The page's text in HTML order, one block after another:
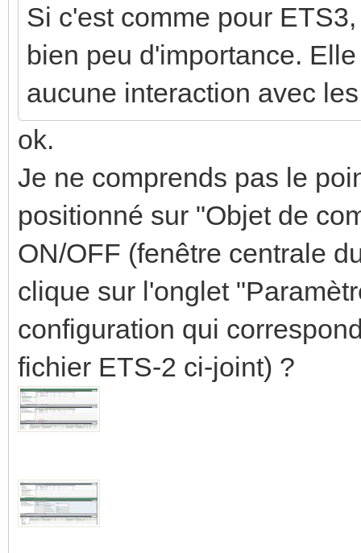
Si c'est comme pour
bien peu d'importance.
aucune interaction avec
ok.
Je ne comprends pas le
positionné sur "Objet de
ON/OFF (fenêtre centrale
clique sur l'onglet
configuration qui
fichier ETS-2 ci-joint) ?